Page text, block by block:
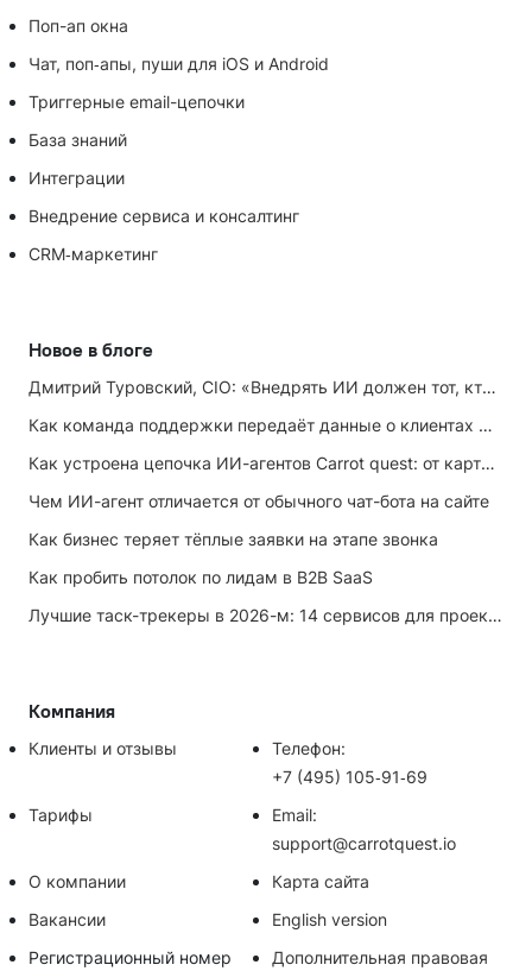
Поп-ап окна
Чат, поп‑апы, пуши для iOS и Android
Триггерные email-цепочки
База знаний
Интеграции
Внедрение сервиса и консалтинг
CRM‑маркетинг
Новое в блоге
Дмитрий Туровский, CIO: «Внедрять ИИ должен тот, кто ИИ не любит»
Как команда поддержки передаёт данные о клиентах маркетингу
Как устроена цепочка ИИ-агентов Carrot quest: от карточки лида до записи на встречу
Чем ИИ-агент отличается от обычного чат-бота на сайте
Как бизнес теряет тёплые заявки на этапе звонка
Как пробить потолок по лидам в B2B SaaS
Лучшие таск-трекеры в 2026-м: 14 сервисов для проектов и личных задач
Компания
Клиенты и отзывы
Телефон:
+7 (495) 105‑91‑69
Тарифы
Email:
support@carrotquest.io
О компании
Карта сайта
Вакансии
English version
Регистрационный номер
Дополнительная правовая